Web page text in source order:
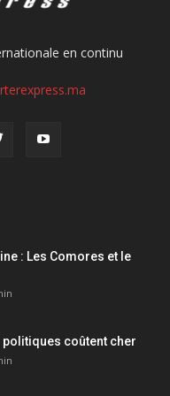
en continu
: Les Comores et le
coûtent cher